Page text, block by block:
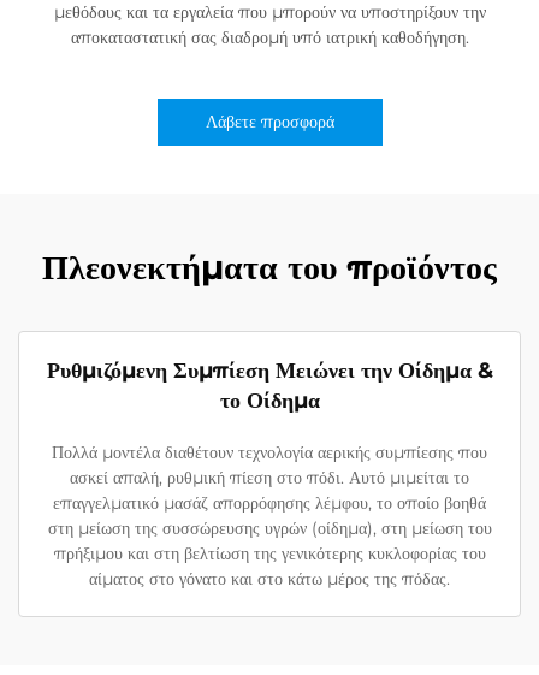
μεθόδους και τα εργαλεία που μπορούν να υποστηρίξουν την
αποκαταστατική σας διαδρομή υπό ιατρική καθοδήγηση.
Λάβετε προσφορά
Πλεονεκτήματα του προϊόντος
Ρυθμιζόμενη Συμπίεση Μειώνει την Οίδημα &
το Οίδημα
Πολλά μοντέλα διαθέτουν τεχνολογία αερικής συμπίεσης που
ασκεί απαλή, ρυθμική πίεση στο πόδι. Αυτό μιμείται το
επαγγελματικό μασάζ απορρόφησης λέμφου, το οποίο βοηθά
στη μείωση της συσσώρευσης υγρών (οίδημα), στη μείωση του
πρήξιμου και στη βελτίωση της γενικότερης κυκλοφορίας του
αίματος στο γόνατο και στο κάτω μέρος της πόδας.